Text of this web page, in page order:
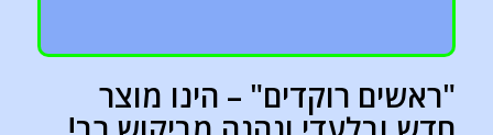
"ראשים רוקדים" – הינו מוצר